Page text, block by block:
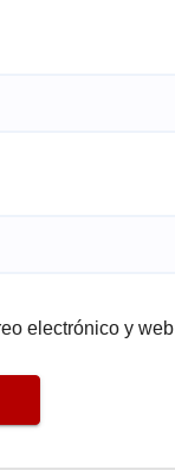
electrónico y